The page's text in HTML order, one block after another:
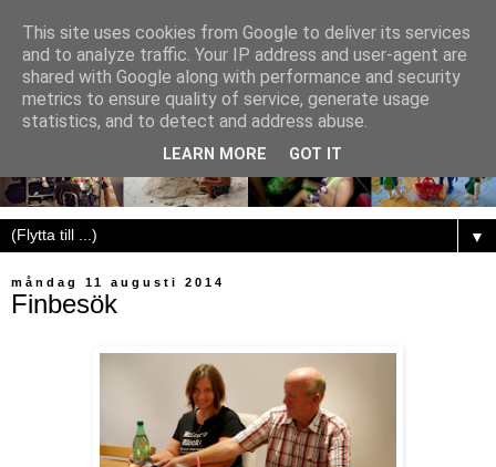
▼
måndag 11 augusti 2014
Finbesök
This site uses cookies from Google to deliver its services
and to analyze traffic. Your IP address and user-agent are
shared with Google along with performance and security
metrics to ensure quality of service, generate usage
statistics, and to detect and address abuse.
LEARN MORE GOT IT